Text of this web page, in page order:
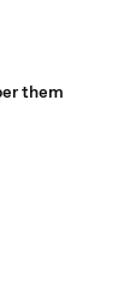
them